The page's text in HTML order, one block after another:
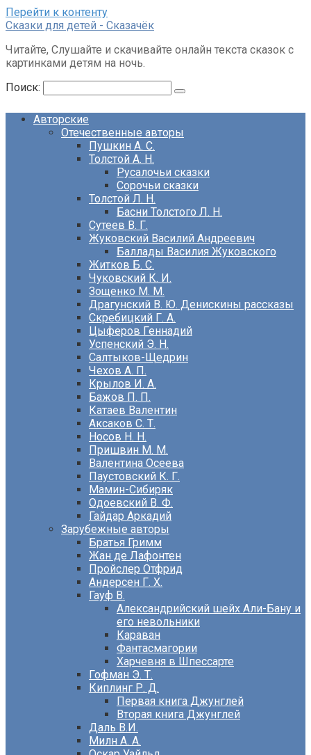
Перейти к контенту
Сказки для детей - Сказачёк
Читайте, Слушайте и скачивайте онлайн текста сказок с
картинками детям на ночь.
Поиск:
Авторские
Отечественные авторы
Пушкин А. С.
Толстой А. Н.
Русалочьи сказки
Сорочьи сказки
Толстой Л. Н.
Басни Толстого Л. Н.
Сутеев В. Г.
Жуковский Василий Андреевич
Баллады Василия Жуковского
Житков Б. С.
Чуковский К. И.
Зощенко М. М.
Драгунский В. Ю. Денискины рассказы
Скребицкий Г. А.
Цыферов Геннадий
Успенский Э. Н.
Салтыков-Щедрин
Чехов А. П.
Крылов И. А.
Бажов П. П.
Катаев Валентин
Аксаков С. Т.
Носов Н. Н.
Пришвин М. М.
Валентина Осеева
Паустовский К. Г.
Мамин-Сибиряк
Одоевский В. Ф.
Гайдар Аркадий
Зарубежные авторы
Братья Гримм
Жан де Лафонтен
Пройслер Отфрид
Андерсен Г. Х.
Гауф В.
Александрийский шейх Али-Бану и
его невольники
Караван
Фантасмагории
Харчевня в Шпессарте
Гофман Э. Т.
Киплинг Р. Д.
Первая книга Джунглей
Вторая книга Джунглей
Даль В.И.
Милн А. А.